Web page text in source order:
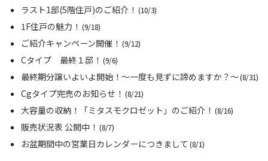
ラスト1邸(5階住戸)のご紹介！ (10/3)
1F住戸の魅力！ (9/18)
ご紹介キャンペーン開催！ (9/12)
Cタイプ 最終１邸！ (9/6)
最終期分譲いよいよ開始！～一度も見ずに諦めますか？～(8/31)
Cgタイプ完売のお知らせ！ (8/21)
大容量の収納！「ミタスモクロゼット」のご紹介！ (8/16)
販売状況表 公開中！ (8/7)
お盆期間中の営業日カレンダーにつきまして (8/1)